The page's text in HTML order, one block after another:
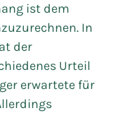
ist dem
In
der
Urteil
erwartete für